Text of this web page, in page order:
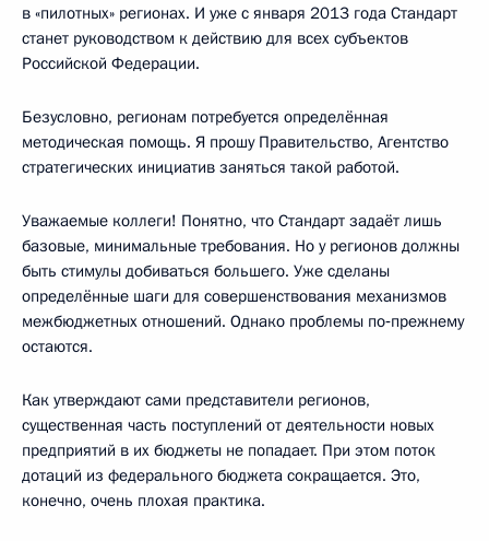
в «пилотных» регионах. И уже с января 2013 года Стандарт
станет руководством к действию для всех субъектов
Российской Федерации.
Безусловно, регионам потребуется определённая
методическая помощь. Я прошу Правительство, Агентство
стратегических инициатив заняться такой работой.
Уважаемые коллеги! Понятно, что Стандарт задаёт лишь
базовые, минимальные требования. Но у регионов должны
быть стимулы добиваться большего. Уже сделаны
определённые шаги для совершенствования механизмов
межбюджетных отношений. Однако проблемы по‑прежнему
остаются.
Как утверждают сами представители регионов,
существенная часть поступлений от деятельности новых
предприятий в их бюджеты не попадает. При этом поток
дотаций из федерального бюджета сокращается. Это,
конечно, очень плохая практика.